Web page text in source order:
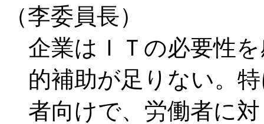
（李委員長）
企業はＩＴの必要性
的補助が足りない。
者向けで、労働者に